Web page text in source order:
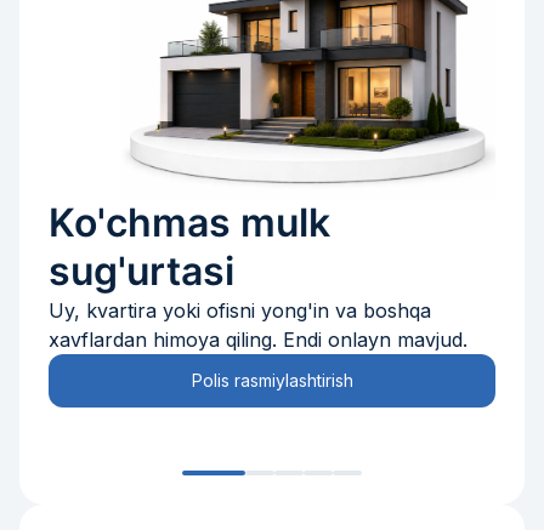
Ko'chmas mulk
sug'urtasi
Uy, kvartira yoki ofisni yong'in va boshqa
xavflardan himoya qiling. Endi onlayn mavjud.
Polis rasmiylashtirish